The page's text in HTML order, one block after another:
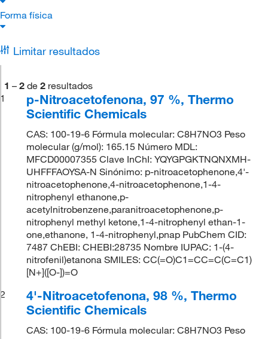
Forma física
Limitar resultados
1 – 2 de 2 resultados
1
p-Nitroacetofenona, 97 %, Thermo
Scientific Chemicals
CAS: 100-19-6 Fórmula molecular: C8H7NO3 Peso
molecular (g/mol): 165.15 Número MDL:
MFCD00007355 Clave InChI: YQYGPGKTNQNXMH-
UHFFFAOYSA-N Sinónimo: p-nitroacetophenone,4'-
nitroacetophenone,4-nitroacetophenone,1-4-
nitrophenyl ethanone,p-
acetylnitrobenzene,paranitroacetophenone,p-
nitrophenyl methyl ketone,1-4-nitrophenyl ethan-1-
one,ethanone, 1-4-nitrophenyl,pnap PubChem CID:
7487 ChEBI: CHEBI:28735 Nombre IUPAC: 1-(4-
nitrofenil)etanona SMILES: CC(=O)C1=CC=C(C=C1)
[N+]([O-])=O
2
4'-Nitroacetofenona, 98 %, Thermo
Scientific Chemicals
CAS: 100-19-6 Fórmula molecular: C8H7NO3 Peso